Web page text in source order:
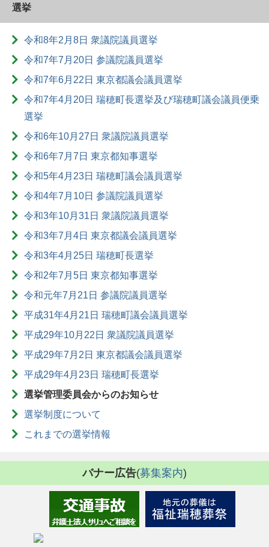
選挙
令和8年2月8日 衆議院議員選挙
令和7年7月20日 参議院議員選挙
令和7年6月22日 東京都議会議員選挙
令和7年4月20日 瑞穂町長選挙及び瑞穂町議会議員便乗
選挙
令和6年10月27日 衆議院議員選挙
令和6年7月7日 東京都知事選挙
令和5年4月23日 瑞穂町議会議員選挙
令和4年7月10日 参議院議員選挙
令和3年10月31日 衆議院議員選挙
令和3年7月4日 東京都議会議員選挙
令和3年4月25日 瑞穂町長選挙
令和2年7月5日 東京都知事選挙
令和元年7月21日 参議院議員選挙
平成31年4月21日 瑞穂町議会議員選挙
平成29年10月22日 衆議院議員選挙
平成29年7月2日 東京都議会議員選挙
平成29年4月23日 瑞穂町長選挙
選挙管理委員会からのお知らせ
選挙制度について
これまでの選挙情報
バナー広告(募集案内)